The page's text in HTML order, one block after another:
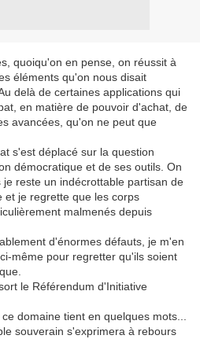
quoiqu'on en pense, on réussit à
éléments qu'on nous disait
delà de certaines applications qui
en matière de pouvoir d'achat, de
avancées, qu'on ne peut que
s'est déplacé sur la question
démocratique et de ses outils. On
reste un indécrottable partisan de
et je regrette que les corps
malmenés depuis
d'énormes défauts, je m'en
même pour regretter qu'ils soient
le Référendum d'Initiative
domaine tient en quelques mots...
souverain s'exprimera à rebours